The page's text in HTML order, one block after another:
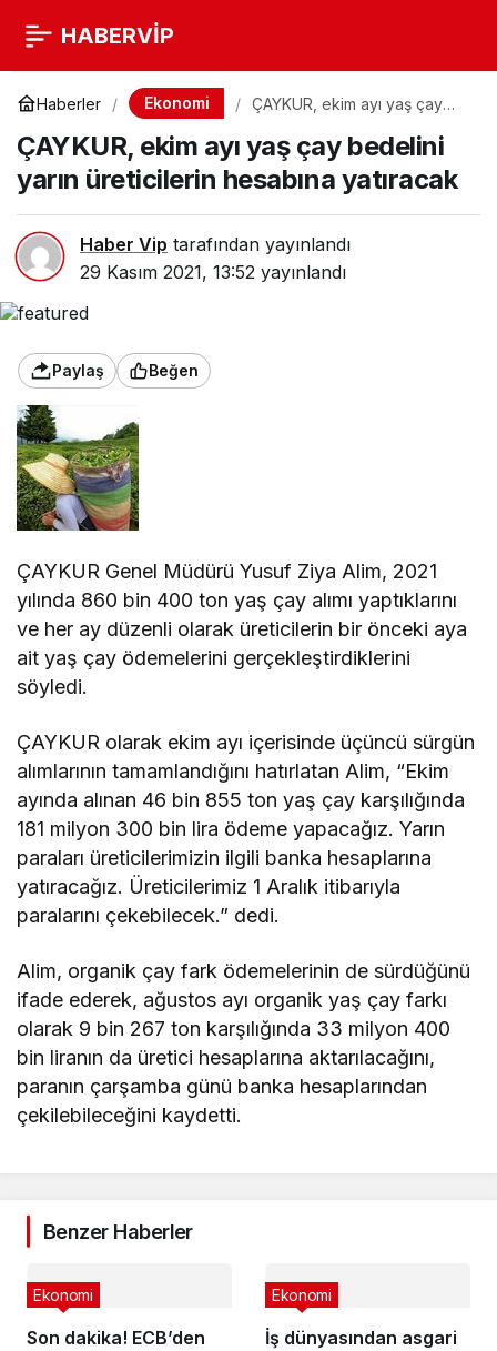
HABERVİP
Haberler Ekonomi
ÇAYKUR, ekim ayı yaş çay
hesabına yatıracak
ÇAYKUR, ekim ayı yaş çay bedelini
yarın üreticilerin hesabına yatıracak
Haber Vip tarafından yayınlandı
29 Kasım 2021, 13:52 yayınlandı
Paylaş Beğen
ÇAYKUR Genel Müdürü Yusuf Ziya Alim, 2021
yılında 860 bin 400 ton yaş çay alımı yaptıklarını
ve her ay düzenli olarak üreticilerin bir önceki aya
ait yaş çay ödemelerini gerçekleştirdiklerini
söyledi.
ÇAYKUR olarak ekim ayı içerisinde üçüncü sürgün
alımlarının tamamlandığını hatırlatan Alim, “Ekim
ayında alınan 46 bin 855 ton yaş çay karşılığında
181 milyon 300 bin lira ödeme yapacağız. Yarın
paraları üreticilerimizin ilgili banka hesaplarına
yatıracağız. Üreticilerimiz 1 Aralık itibarıyla
paralarını çekebilecek.” dedi.
Alim, organik çay fark ödemelerinin de sürdüğünü
ifade ederek, ağustos ayı organik yaş çay farkı
olarak 9 bin 267 ton karşılığında 33 milyon 400
bin liranın da üretici hesaplarına aktarılacağını,
paranın çarşamba günü banka hesaplarından
çekilebileceğini kaydetti.
Benzer Haberler
Son dakika! ECB’den
Ekonomi
İş dünyasından asgari
Ekonomi